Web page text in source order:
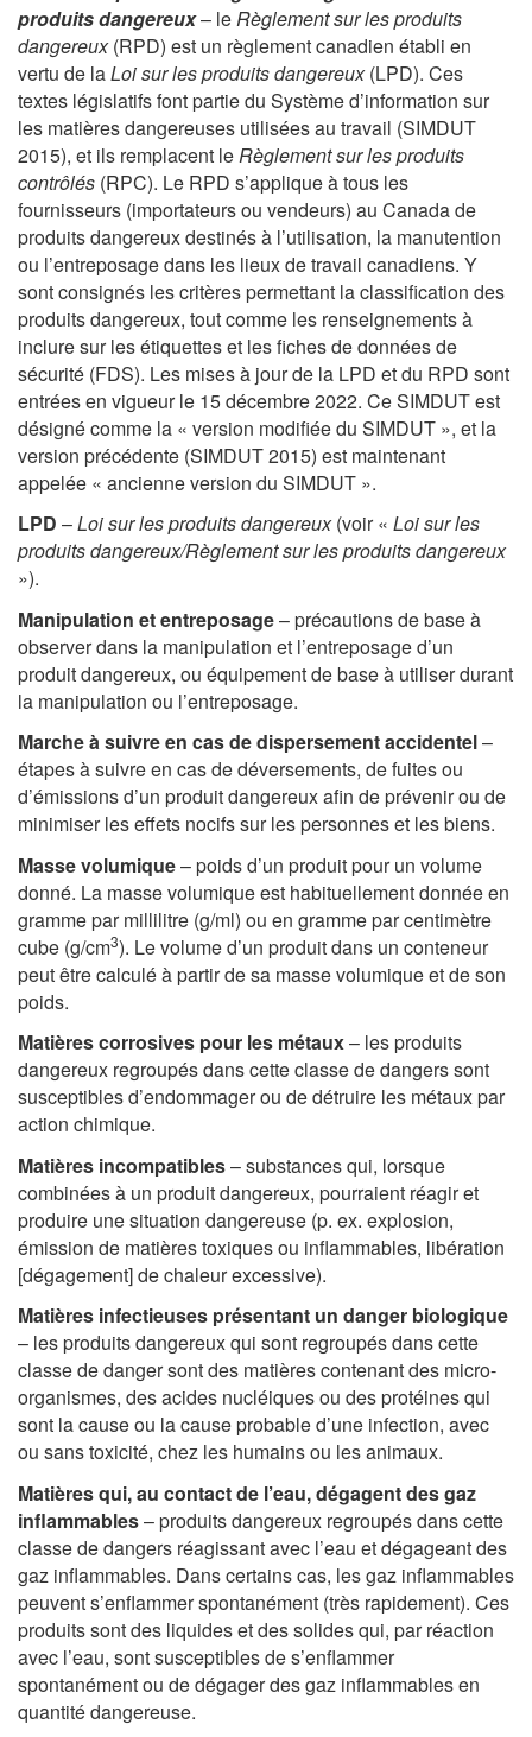
produits dangereux– leRèglement sur les produits
dangereux(RPD) est un règlement canadien établi en
vertu de laLoi sur les produits dangereux(LPD). Ces
textes législatifs font partie du Système d’information sur
les matières dangereuses utilisées au travail (SIMDUT
2015), et ils remplacent leRèglement sur les produits
contrôlés (RPC). Le RPD s’applique à tous les
fournisseurs (importateurs ou vendeurs) au Canada de
produits dangereux destinés à l’utilisation, la manutention
ou l’entreposage dans les lieux de travail canadiens. Y
sont consignés les critères permettant la classification des
produits dangereux, tout comme les renseignements à
inclure sur les étiquettes et les fiches de données de
sécurité (FDS). Les mises à jour de la LPD et du RPD sont
entrées en vigueur le 15 décembre 2022. Ce SIMDUT est
désigné comme la « version modifiée du SIMDUT », et la
version précédente (SIMDUT 2015) est maintenant
appelée « ancienne version du SIMDUT ».
LPD –Loi sur les produits dangereux(voir « Loi sur les
produits dangereux/Règlement sur les produits dangereux
»).
Manipulation et entreposage– précautions de base à
observer dans la manipulation et l’entreposage d’un
produit dangereux, ou équipement de base à utiliser durant
la manipulation ou l’entreposage.
Marche à suivre en cas de dispersement accidentel–
étapes à suivre en cas de déversements, de fuites ou
d’émissions d’un produit dangereux afin de prévenir ou de
minimiser les effets nocifs sur les personnes et les biens.
Masse volumique– poids d’un produit pour un volume
donné. La masse volumique est habituellement donnée en
gramme par millilitre (g/ml) ou en gramme par centimètre
cube (g/cm3). Le volume d’un produit dans un conteneur
peut être calculé à partir de sa masse volumique et de son
poids.
Matières corrosives pour les métaux– les produits
dangereux regroupés dans cette classe de dangers sont
susceptibles d’endommager ou de détruire les métaux par
action chimique.
Matières incompatibles– substances qui, lorsque
combinées à un produit dangereux, pourraient réagir et
produire une situation dangereuse (p. ex. explosion,
émission de matières toxiques ou inflammables, libération
[dégagement] de chaleur excessive).
Matières infectieuses présentant un danger biologique
– les produits dangereux qui sont regroupés dans cette
classe de danger sont des matières contenant des micro-
organismes, des acides nucléiques ou des protéines qui
sont la cause ou la cause probable d’une infection, avec
ou sans toxicité, chez les humains ou les animaux.
Matières qui, au contact de l’eau, dégagent des gaz
inflammables– produits dangereux regroupés dans cette
classe de dangers réagissant avec l’eau et dégageant des
gaz inflammables. Dans certains cas, les gaz inflammables
peuvent s’enflammer spontanément (très rapidement). Ces
produits sont des liquides et des solides qui, par réaction
avec l’eau, sont susceptibles de s’enflammer
spontanément ou de dégager des gaz inflammables en
quantité dangereuse.